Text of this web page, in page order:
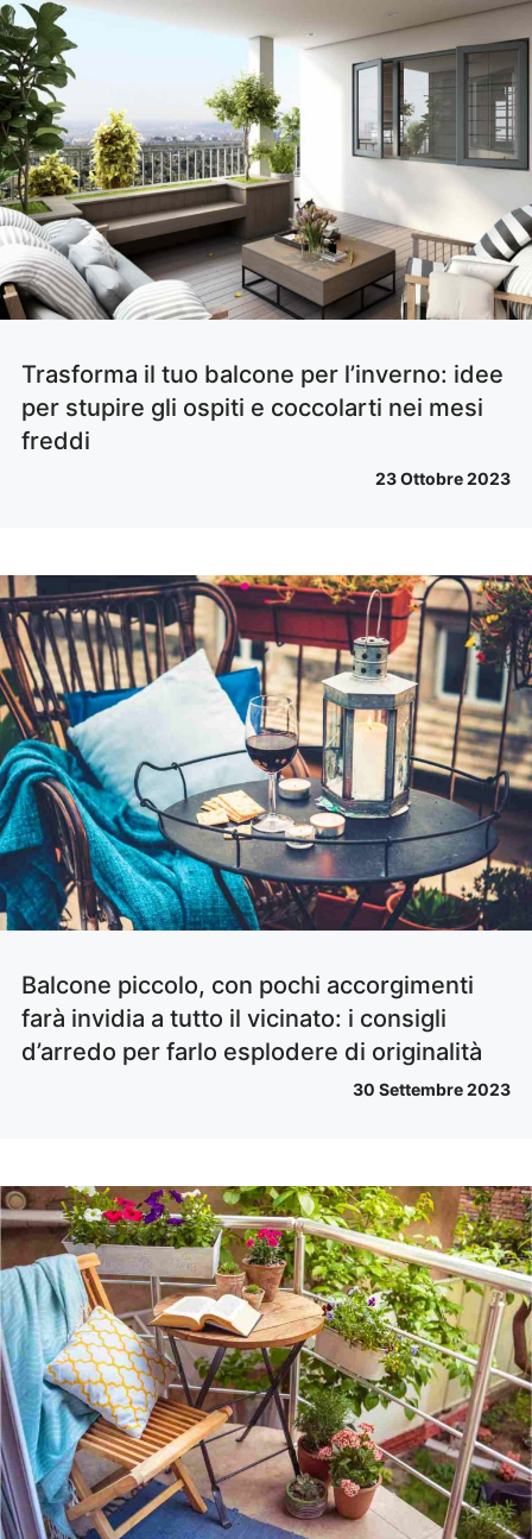
Trasforma il tuo balcone per l’inverno: idee
per stupire gli ospiti e coccolarti nei mesi
freddi
23 Ottobre 2023
Balcone piccolo, con pochi accorgimenti
farà invidia a tutto il vicinato: i consigli
d’arredo per farlo esplodere di originalità
30 Settembre 2023